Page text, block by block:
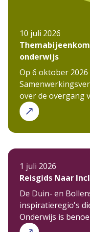
10 juli 2026
onderwijs
Op 6 oktober
over de overgang
1 juli 2026
Reisgids Naar
De Duin- en
inspiratieregio's
Onderwijs is
voor vele anderen